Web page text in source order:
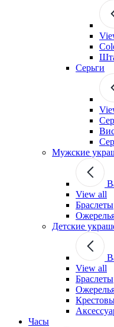
Серьги
Мужские
View all
Браслеты
Детские
View all
Браслеты
Часы